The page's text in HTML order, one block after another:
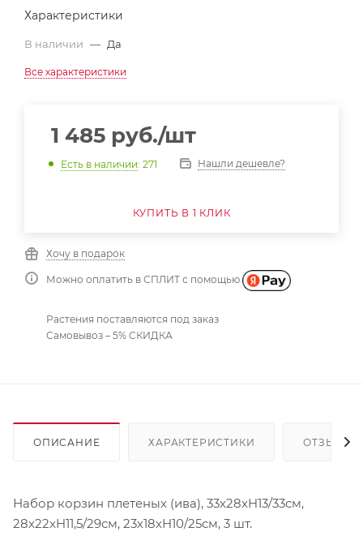
Характеристики
В наличии — Да
Все характеристики
1 485 руб./шт
Есть в наличии: 271 Нашли дешевле?
КУПИТЬ В 1 КЛИК
Хочу в подарок
Можно оплатить в СПЛИТ с помощью
Растения поставляются под заказ
Самовывоз – 5% СКИДКА
ОПИСАНИЕ ХАРАКТЕРИСТИКИ ОТЗЫВЫ
Набор корзин плетеных (ива), 33х28xH13/33см,
28х22xH11,5/29см, 23х18xH10/25см, 3 шт.